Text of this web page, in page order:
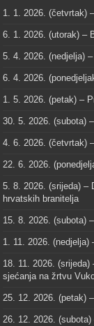
1. 1. 2026. (četvrtak)
6. 1. 2026. (utorak) –
5. 4. 2026. (nedjelja)
6. 4. 2026.
1. 5. 2026. (petak) –
30. 5. 2026. (subota)
4. 6. 2026. (četvrtak)
22. 6. 2026.
5. 8. 2026. (srijeda) –
hrvatskih branitelja
15. 8. 2026. (subota)
1. 11. 2026. (nedjelja)
18. 11. 2026.
sjećanja na žrtvu
25. 12. 2026. (petak)
26. 12. 2026.